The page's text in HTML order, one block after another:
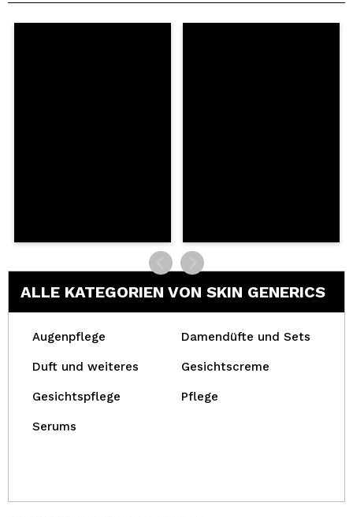
ALLE KATEGORIEN VON SKIN GENERICS
Augenpflege Damendüfte und Sets
Duft und weiteres Gesichtscreme
Gesichtspflege Pflege
Serums